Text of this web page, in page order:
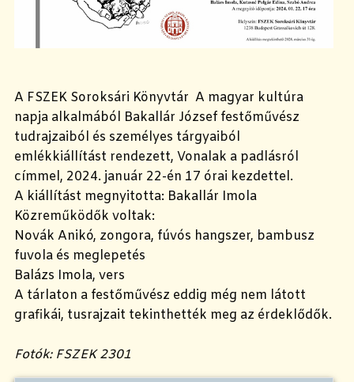
A FSZEK Soroksári Könyvtár A magyar kultúra
napja alkalmából Bakallár József festőművész
tudrajzaiból és személyes tárgyaiból
emlékkiállítást rendezett, Vonalak a padlásról
címmel, 2024. január 22-én 17 órai kezdettel.
A kiállítást megnyitotta: Bakallár Imola
Közreműködők voltak:
Novák Anikó, zongora, fúvós hangszer, bambusz
fuvola és meglepetés
Balázs Imola, vers
A tárlaton a festőművész eddig még nem látott
grafikái, tusrajzait tekinthették meg az érdeklődők.
Fotók: FSZEK 2301